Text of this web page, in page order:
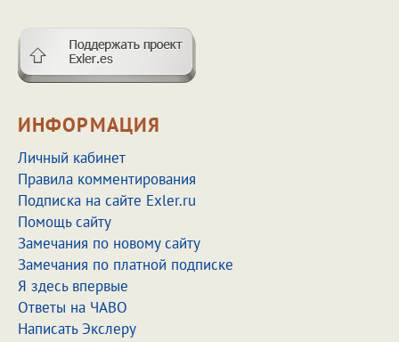
ИНФОРМАЦИЯ
Личный кабинет
Правила комментирования
Подписка на сайте Exler.ru
Помощь сайту
Замечания по новому сайту
Замечания по платной подписке
Я здесь впервые
Ответы на ЧАВО
Написать Экслеру